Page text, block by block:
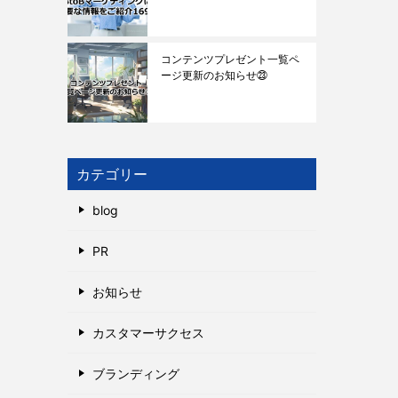
コンテンツプレゼント一覧ペ
ージ更新のお知らせ㉓
カテゴリー
blog
PR
お知らせ
カスタマーサクセス
ブランディング